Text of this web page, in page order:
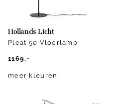
Hollands Licht
Pleat 50 Vloerlamp
1169.-
meer kleuren